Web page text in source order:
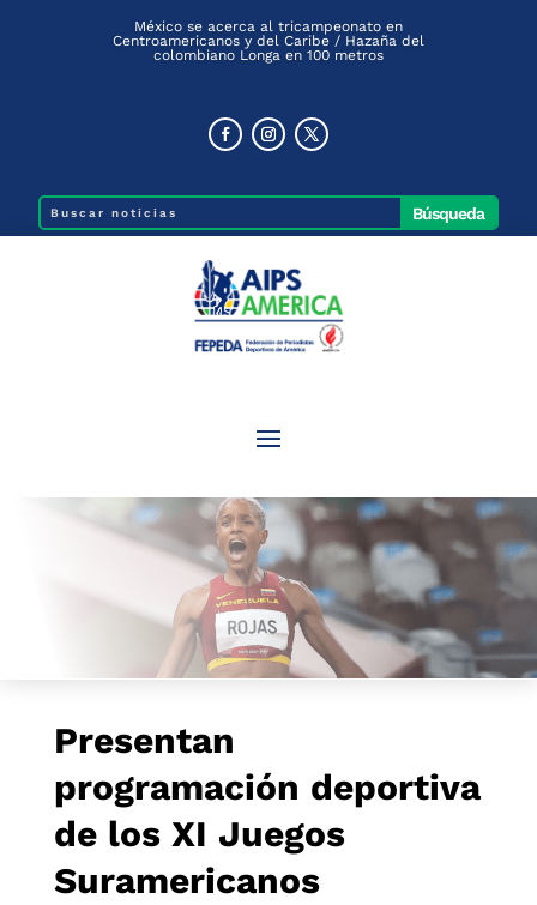
México se acerca al tricampeonato en
Centroamericanos y del Caribe / Hazaña del
colombiano Longa en 100 metros
Presentan
programación deportiva
de los XI Juegos
Suramericanos